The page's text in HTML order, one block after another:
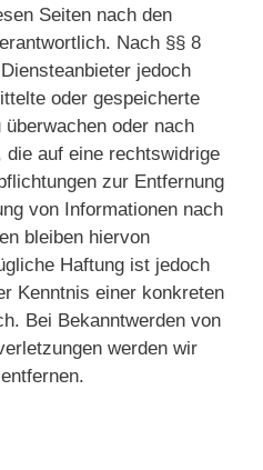
Seiten nach den
Nach §§ 8
jedoch
oder gespeicherte
oder nach
auf eine rechtswidrige
zur Entfernung
von Informationen nach
bleiben hiervon
Haftung ist jedoch
Kenntnis einer konkreten
Bei Bekanntwerden von
werden wir